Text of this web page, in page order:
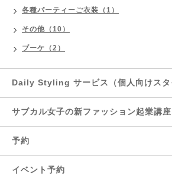
各種パーティーご衣装（1）
その他（10）
ブーケ（2）
Daily Styling サービス（個人向けスタ
サブカル女子の新ファッション起業講座
予約
イベント予約